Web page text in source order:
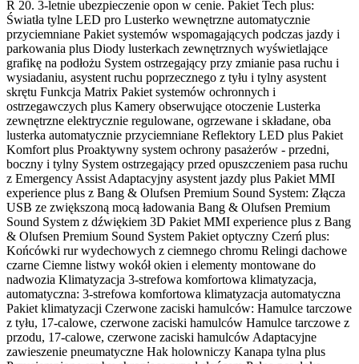
R 20. 3-letnie ubezpieczenie opon w cenie. Pakiet Tech plus:
Światła tylne LED pro Lusterko wewnętrzne automatycznie
przyciemniane Pakiet systemów wspomagających podczas jazdy i
parkowania plus Diody lusterkach zewnętrznych wyświetlające
grafikę na podłożu System ostrzegający przy zmianie pasa ruchu i
wysiadaniu, asystent ruchu poprzecznego z tyłu i tylny asystent
skrętu Funkcja Matrix Pakiet systemów ochronnych i
ostrzegawczych plus Kamery obserwujące otoczenie Lusterka
zewnętrzne elektrycznie regulowane, ogrzewane i składane, oba
lusterka automatycznie przyciemniane Reflektory LED plus Pakiet
Komfort plus Proaktywny system ochrony pasażerów - przedni,
boczny i tylny System ostrzegający przed opuszczeniem pasa ruchu
z Emergency Assist Adaptacyjny asystent jazdy plus Pakiet MMI
experience plus z Bang & Olufsen Premium Sound System: Złącza
USB ze zwiększoną mocą ładowania Bang & Olufsen Premium
Sound System z dźwiękiem 3D Pakiet MMI experience plus z Bang
& Olufsen Premium Sound System Pakiet optyczny Czerń plus:
Końcówki rur wydechowych z ciemnego chromu Relingi dachowe
czarne Ciemne listwy wokół okien i elementy montowane do
nadwozia Klimatyzacja 3-strefowa komfortowa klimatyzacja,
automatyczna: 3-strefowa komfortowa klimatyzacja automatyczna
Pakiet klimatyzacji Czerwone zaciski hamulców: Hamulce tarczowe
z tyłu, 17-calowe, czerwone zaciski hamulców Hamulce tarczowe z
przodu, 17-calowe, czerwone zaciski hamulców Adaptacyjne
zawieszenie pneumatyczne Hak holowniczy Kanapa tylna plus